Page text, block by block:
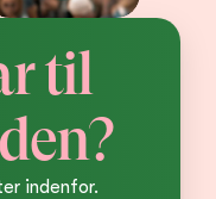
til
indenfor.